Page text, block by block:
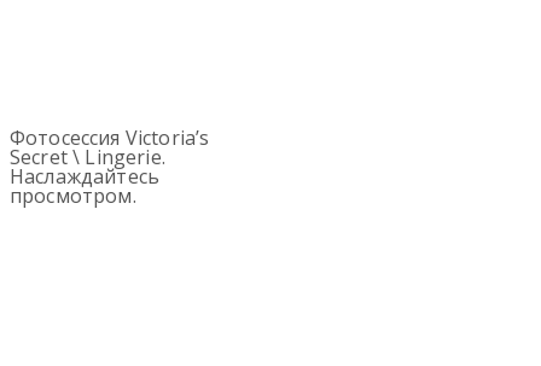
Фотосессия Victoria’s
Secret \ Lingerie.
Наслаждайтесь
просмотром.